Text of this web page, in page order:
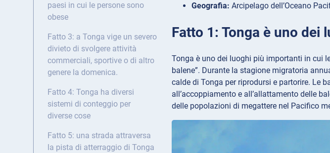
paesi in cui le persone sono
obese
Fatto 3: a Tonga vige un severo
divieto di svolgere attività
commerciali, sportive o di altro
genere la domenica.
Fatto 4: Tonga ha diversi
sistemi di conteggio per
diverse cose
Fatto 5: una strada attraversa
la pista di atterraggio di Tonga
Geografia: Arcipelago dell’Oceano
Fatto 1: Tonga è uno dei
Tonga è uno dei luoghi più importanti in cui
balene”. Durante la stagione migratoria
calde di Tonga per riprodursi e partorire. Le
all’accoppiamento e all’allattamento delle
delle popolazioni di megattere nel Pacifico